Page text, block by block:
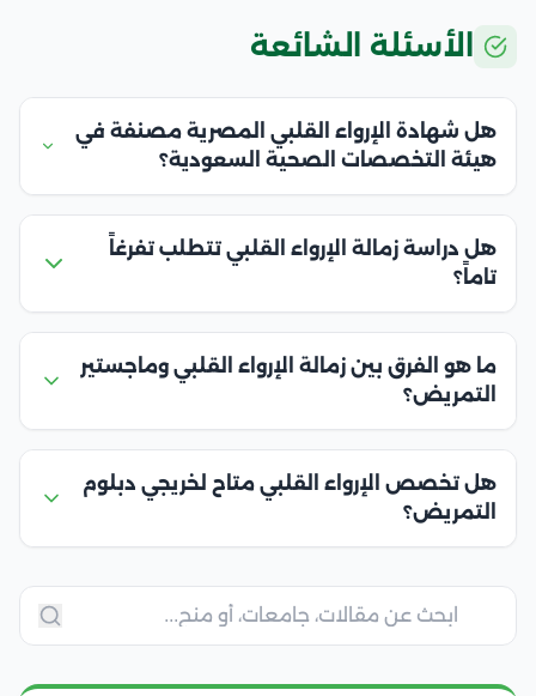
الأسئلة الشائعة
هل شهادة الإرواء القلبي المصرية مصنفة في
هيئة التخصصات الصحية السعودية؟
هل دراسة زمالة الإرواء القلبي تتطلب تفرغاً
تاماً؟
ما هو الفرق بين زمالة الإرواء القلبي وماجستير
التمريض؟
هل تخصص الإرواء القلبي متاح لخريجي دبلوم
التمريض؟